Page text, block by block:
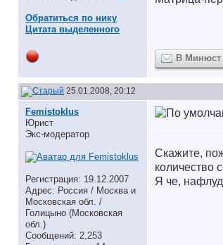
Обратиться по нику
Цитата выделенного
В Минюст
25.01.2008, 20:12
Femistoklus
Юрист
Экс-модератор
Регистрация: 19.12.2007
Адрес: Россия / Москва и
Московская обл. /
Голицыно (Московская
обл.)
Сообщений: 2,253
Скажите,
количество
Я че,